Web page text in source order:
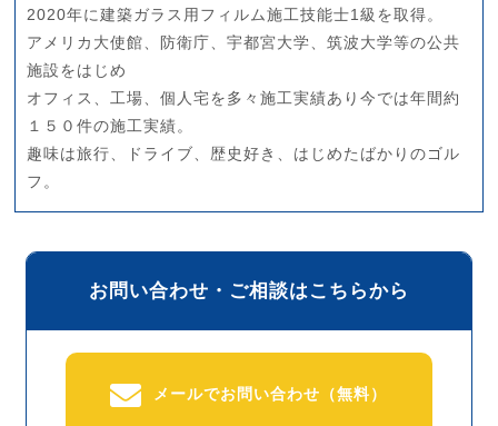
2020年に建築ガラス用フィルム施工技能士1級を取得。
アメリカ大使館、防衛庁、宇都宮大学、筑波大学等の公共
施設をはじめ
オフィス、工場、個人宅を多々施工実績あり今では年間約
１５０件の施工実績。
趣味は旅行、ドライブ、歴史好き、はじめたばかりのゴル
フ。
お問い合わせ・ご相談はこちらから
メールでお問い合わせ（無料）